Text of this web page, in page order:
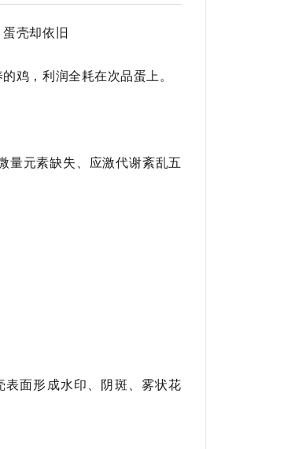
壳却依旧
鸡，利润全耗在次品蛋上。
量元素缺失、应激代谢紊乱五
面形成水印、阴斑、雾状花